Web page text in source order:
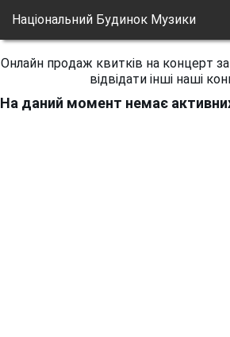
Національний Будинок Музики
Онлайн продаж квитків на концерт
відвідати інші наші
На даний момент немає